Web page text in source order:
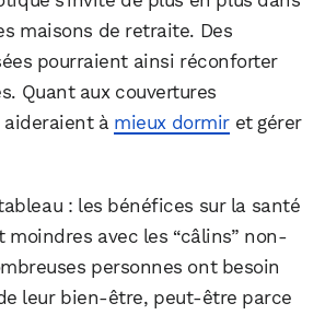
maisons de retraite. Des
pourraient ainsi réconforter
Quant aux couvertures
aideraient à mieux dormiret gérer
: les bénéfices sur la santé
moindres avec les “câlins” non-
personnes ont besoin
leur bien-être, peut-être parce